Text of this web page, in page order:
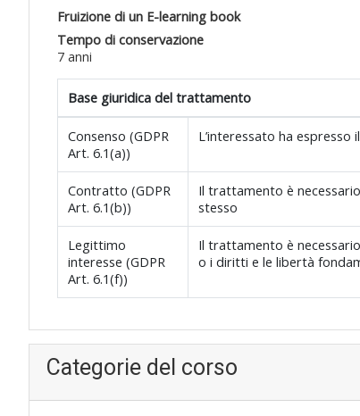
Fruizione di un E-learning book
Tempo di conservazione
7 anni
Base giuridica del trattamento
Consenso (GDPR
Art. 6.1(a))
L’interessato ha
Contratto (GDPR
Art. 6.1(b))
Il trattamento è
stesso
Legittimo
interesse (GDPR
Art. 6.1(f))
Il trattamento è
o i diritti e le libertà
Categorie del corso